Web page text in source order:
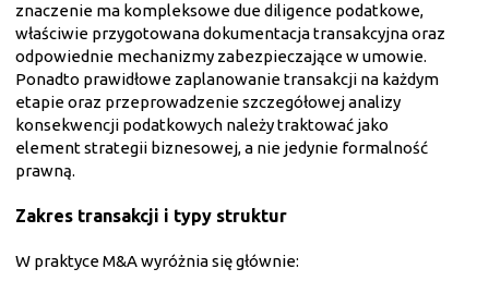
znaczenie ma kompleksowe due diligence podatkowe,
właściwie przygotowana dokumentacja transakcyjna oraz
odpowiednie mechanizmy zabezpieczające w umowie.
Ponadto prawidłowe zaplanowanie transakcji na każdym
etapie oraz przeprowadzenie szczegółowej analizy
konsekwencji podatkowych należy traktować jako
element strategii biznesowej, a nie jedynie formalność
prawną.
Zakres transakcji i typy struktur
W praktyce M&A wyróżnia się głównie: